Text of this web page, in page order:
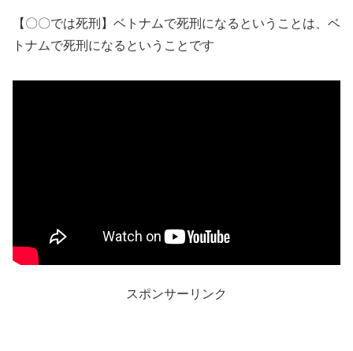
【〇〇では死刑】ベトナムで死刑になるということは、ベ
トナムで死刑になるということです
スポンサーリンク